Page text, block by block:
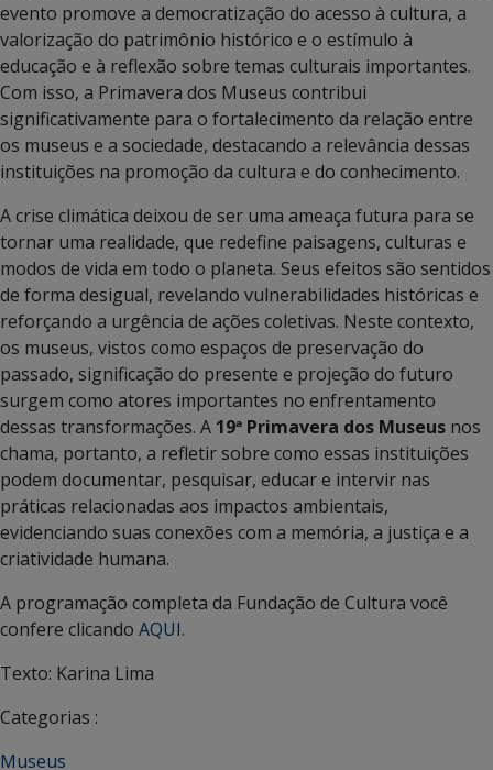
evento promove a democratização do acesso à cultura, a
valorização do patrimônio histórico e o estímulo à
educação e à reflexão sobre temas culturais importantes.
Com isso, a Primavera dos Museus contribui
significativamente para o fortalecimento da relação entre
os museus e a sociedade, destacando a relevância dessas
instituições na promoção da cultura e do conhecimento.
A crise climática deixou de ser uma ameaça futura para se
tornar uma realidade, que redefine paisagens, culturas e
modos de vida em todo o planeta. Seus efeitos são sentidos
de forma desigual, revelando vulnerabilidades históricas e
reforçando a urgência de ações coletivas. Neste contexto,
os museus, vistos como espaços de preservação do
passado, significação do presente e projeção do futuro
surgem como atores importantes no enfrentamento
dessas transformações. A 19ª Primavera dos Museus nos
chama, portanto, a refletir sobre como essas instituições
podem documentar, pesquisar, educar e intervir nas
práticas relacionadas aos impactos ambientais,
evidenciando suas conexões com a memória, a justiça e a
criatividade humana.
A programação completa da Fundação de Cultura você
confere clicando AQUI.
Texto: Karina Lima
Categorias :
Museus